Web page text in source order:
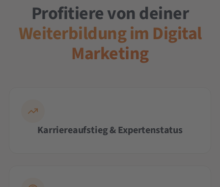
Profitiere von deiner
Weiterbildung im Digital
Marketing
Karriereaufstieg & Expertenstatus